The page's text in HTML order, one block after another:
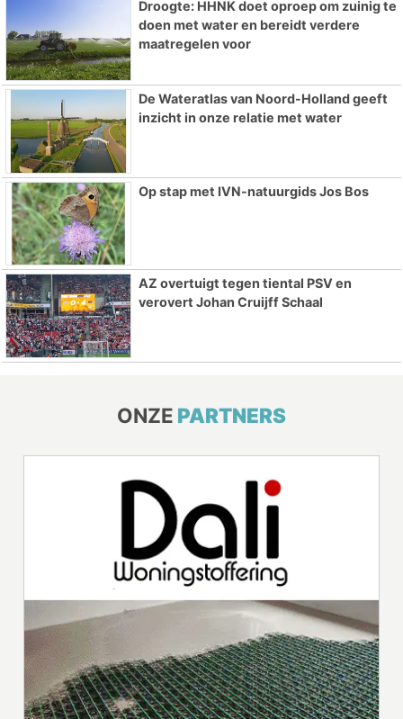
Droogte: HHNK doet oproep om zuinig te
doen met water en bereidt verdere
maatregelen voor
De Wateratlas van Noord-Holland geeft
inzicht in onze relatie met water
Op stap met IVN-natuurgids Jos Bos
AZ overtuigt tegen tiental PSV en
verovert Johan Cruijff Schaal
ONZE PARTNERS